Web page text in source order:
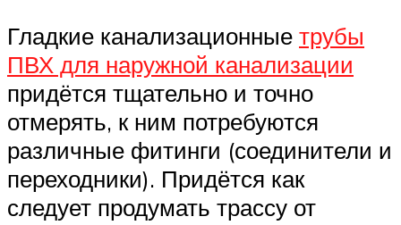
Гладкие канализационные трубы
ПВХ для наружной канализации
придётся тщательно и точно
отмерять, к ним потребуются
различные фитинги (соединители и
переходники). Придётся как
следует продумать трассу от